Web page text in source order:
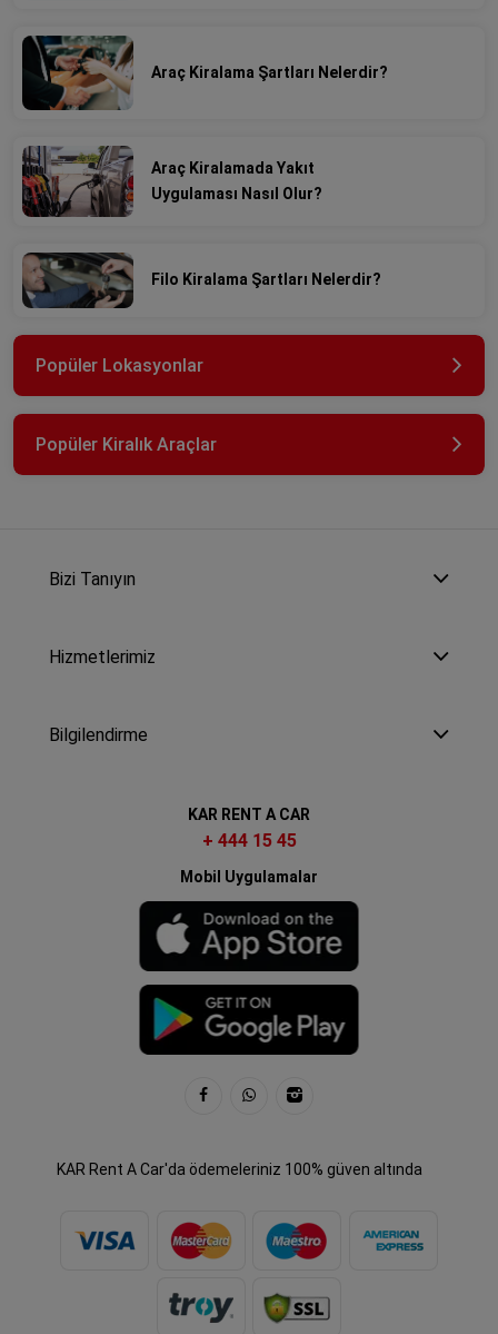
Araç Kiralama Şartları Nelerdir?
Araç Kiralamada Yakıt
Uygulaması Nasıl Olur?
Filo Kiralama Şartları Nelerdir?
Popüler Lokasyonlar
Popüler Kiralık Araçlar
Bizi Tanıyın
Hizmetlerimiz
Bilgilendirme
KAR RENT A CAR
+ 444 15 45
Mobil Uygulamalar
KAR Rent A Car'da ödemeleriniz 100% güven altında